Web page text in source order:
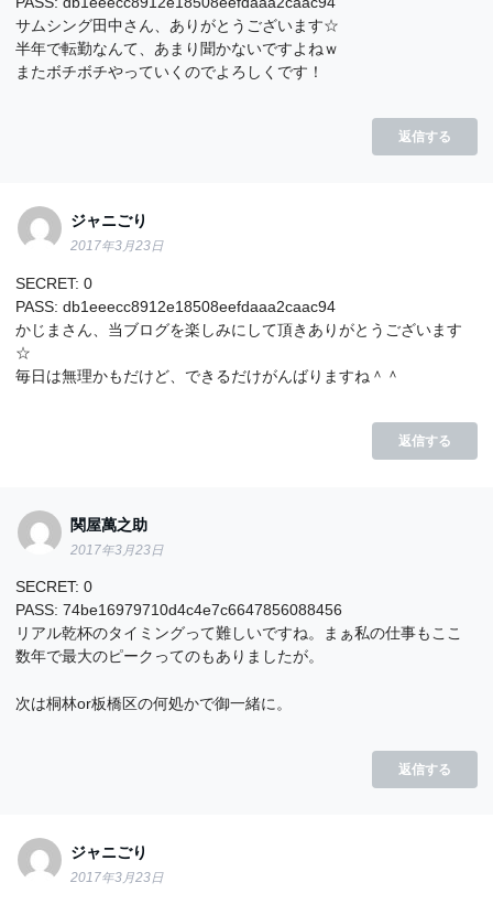
サムシング田中さん、ありがとうございます☆
半年で転勤なんて、あまり聞かないですよねｗ
またボチボチやっていくのでよろしくです！
返信する
ジャニごり
2017年3月23日
SECRET: 0
PASS: db1eeecc8912e18508eefdaaa2caac94
かじまさん、当ブログを楽しみにして頂きありがとうございます
☆
毎日は無理かもだけど、できるだけがんばりますね＾＾
返信する
関屋萬之助
2017年3月23日
SECRET: 0
PASS: 74be16979710d4c4e7c6647856088456
リアル乾杯のタイミングって難しいですね。まぁ私の仕事もここ
数年で最大のピークってのもありましたが。
次は桐林or板橋区の何処かで御一緒に。
返信する
ジャニごり
2017年3月23日